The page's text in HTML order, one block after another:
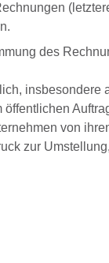
des
von
zur